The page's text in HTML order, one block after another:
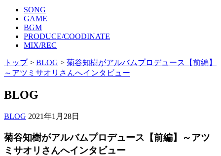
SONG
GAME
BGM
PRODUCE/COODINATE
MIX/REC
トップ> BLOG > 菊谷知樹がアルバムプロデュース【前編】
～アツミサオリさんへインタビュー
BLOG
BLOG 2021年1月28日
菊谷知樹がアルバムプロデュース【前編】～アツ
ミサオリさんへインタビュー